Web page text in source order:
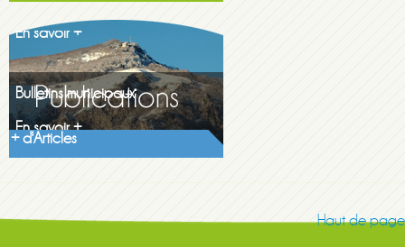
En savoir +
Gazette printemps 2026
Gazette printemps...
Bulletins municipaux
Découvrez les...
En savoir +
+ d'Articles
Haut de page